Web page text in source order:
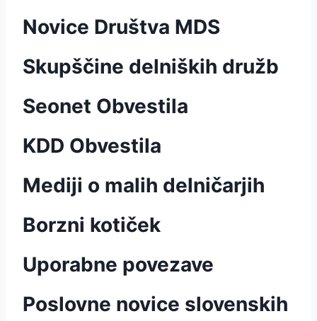
Novice Društva MDS
Skupščine delniških družb
Seonet Obvestila
KDD Obvestila
Mediji o malih delničarjih
Borzni kotiček
Uporabne povezave
Poslovne novice slovenskih